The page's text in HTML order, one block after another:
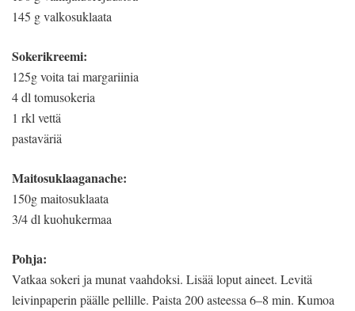
145 g valkosuklaata
Sokerikreemi:
125g voita tai margariinia
4 dl tomusokeria
1 rkl vettä
pastaväriä
Maitosuklaaganache:
150g maitosuklaata
3/4 dl kuohukermaa
Pohja:
Vatkaa sokeri ja munat vaahdoksi. Lisää loput aineet. Levitä
leivinpaperin päälle pellille. Paista 200 asteessa 6–8 min. Kumoa